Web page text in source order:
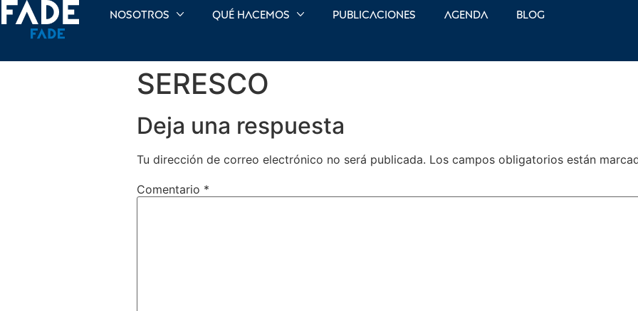
Nosotros Qué hacemos Publicaciones Agenda Blog
SERESCO
Deja una respuesta
Tu dirección de correo electrónico no será publicada. Los campos obligatorios están
Comentario *